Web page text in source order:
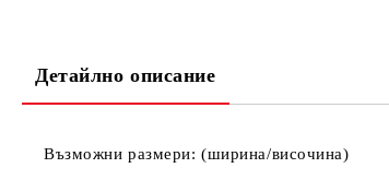
Детайлно описание
Възможни размери: (ширина/височина)